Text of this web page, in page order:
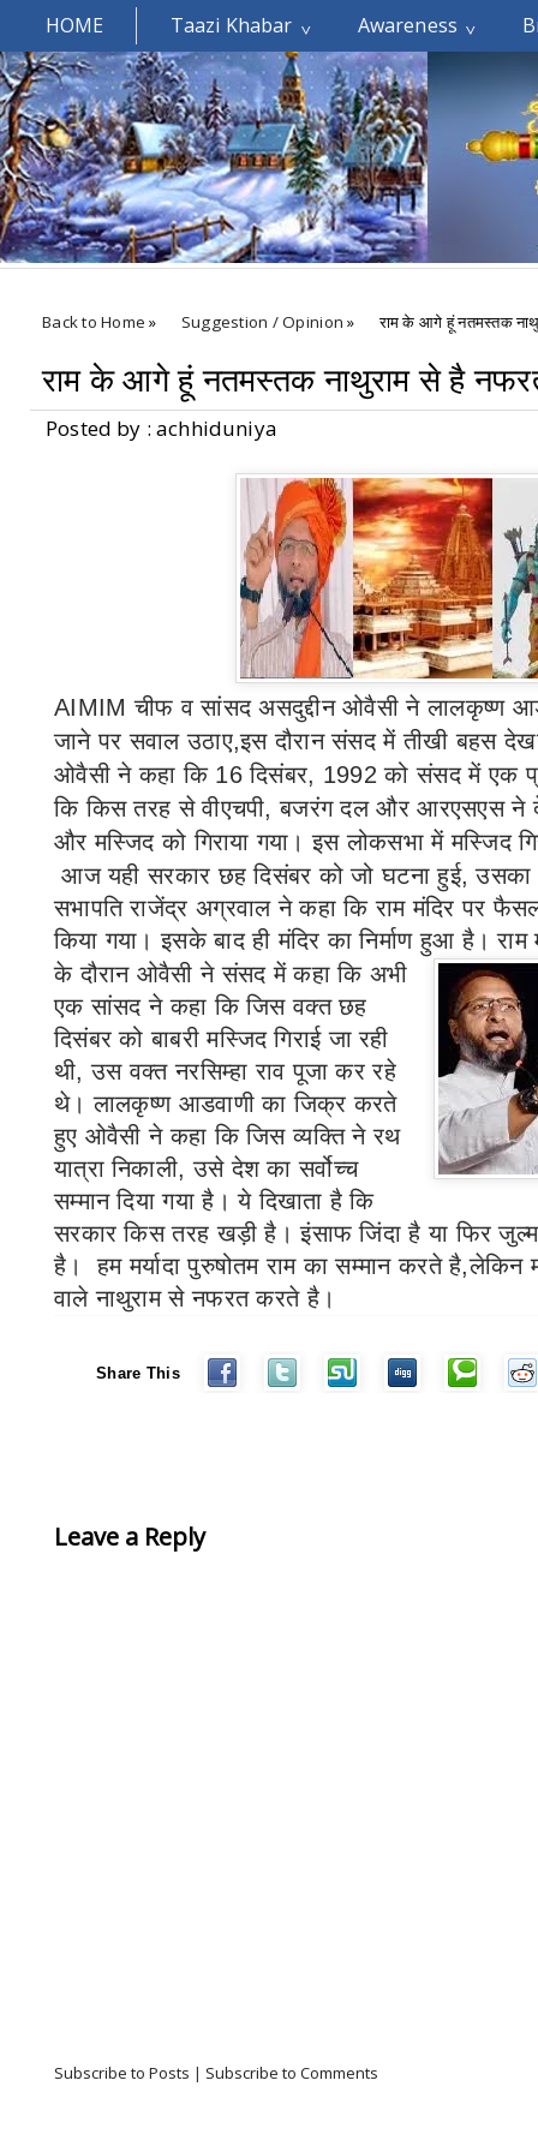
HOME Taazi Khabar Awareness
Welcomes You.....
Back to Home » Suggestion / Opinion » राम के आगे हूं नतमस्तक
राम के आगे हूं नतमस्तक नाथुराम से है
Posted by : achhiduniya
AIMIMचीफ वसांसद असदुद्दीन ओवैसी ने लालकृष्ण
जाने पर सवाल उठाए,इस दौरान संसद में तीखी बहस
ओवैसी ने कहा कि 16दिसंबर, 1992को संसद में एक
कि किस तरह से वीएचपी,बजरंग दल और आरएसएस ने
और मस्जिद को गिराया गया। इस लोकसभा में मस्जिद
आज यही सरकार छह दिसंबर को जो घटना हुई,उसका
सभापति राजेंद्र अग्रवाल ने कहा कि राम मंदिर पर
किया गया। इसके बाद ही मंदिर का निर्माण हुआ है। राम
के दौरान ओवैसी ने संसद में कहा कि अभी
एक सांसद ने कहा कि जिस वक्त छह
दिसंबर को बाबरी मस्जिद गिराई जा रही
थी,उस वक्त नरसिम्हा राव पूजा कर रहे
थे। लालकृष्ण आडवाणी का जिक्र करते
हुए ओवैसी ने कहा कि जिस व्यक्ति ने रथ
यात्रा निकाली,उसे देश का सर्वोच्च
सम्मान दिया गया है। ये दिखाता है कि
सरकार किस तरह खड़ी है। इंसाफ जिंदा है या फिर
है।
हम मर्यादा पुरुषोतम राम का सम्मान करते है,लेकिन
वाले नाथुराम से नफरत करते है।
Share This
Leave a Reply
Subscribe to Posts | Subscribe to Comments